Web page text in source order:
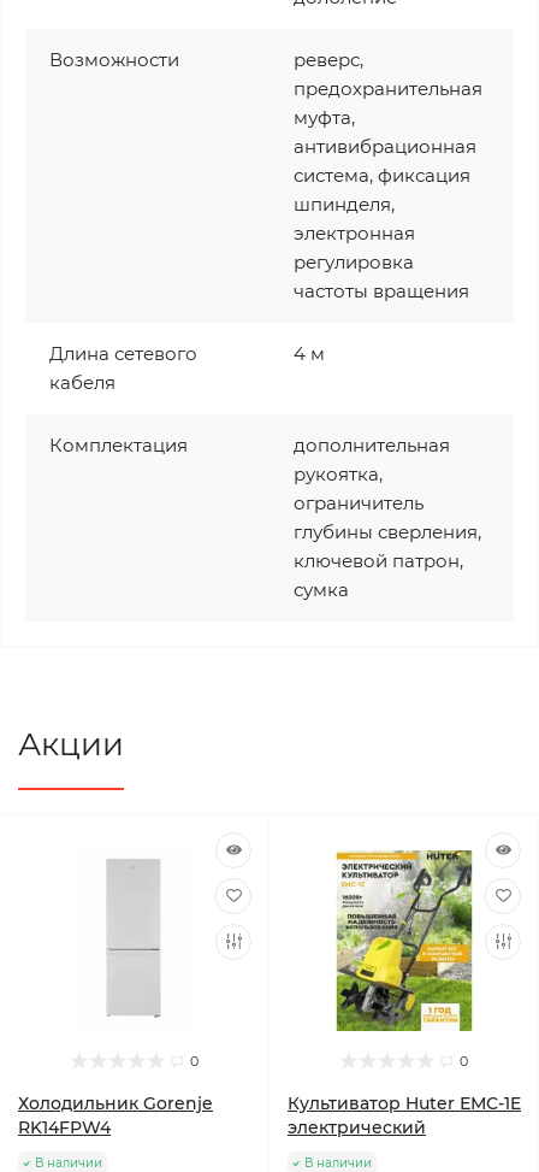
Возможности
реверс,
предохранительная
муфта,
антивибрационная
система, фиксация
шпинделя,
электронная
регулировка
частоты вращения
Длина сетевого
кабеля
4 м
Комплектация
дополнительная
рукоятка,
ограничитель
глубины сверления,
ключевой патрон,
сумка
Акции
0
Холодильник Gorenje
RK14FPW4
В наличии
0
Культиватор Huter ЕМС-1E
электрический
В наличии